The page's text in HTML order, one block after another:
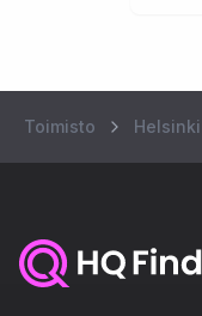
Toimisto Helsinki